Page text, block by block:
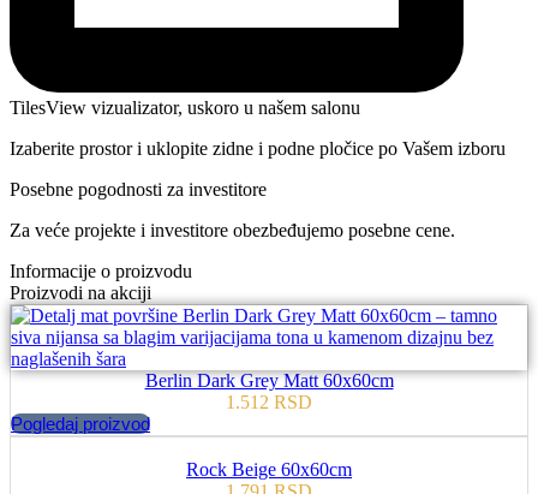
TilesView vizualizator, uskoro u našem salonu
Izaberite prostor i uklopite zidne i podne pločice po Vašem izboru
Posebne pogodnosti za investitore
Za veće projekte i investitore obezbeđujemo posebne cene.
Informacije o proizvodu
Proizvodi na akciji
Berlin Dark Grey Matt 60x60cm
1.512 RSD
Pogledaj proizvod
Rock Beige 60x60cm